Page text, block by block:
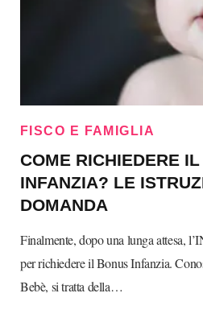
FISCO E FAMIGLIA
COME RICHIEDERE
INFANZIA? LE
DOMANDA
Finalmente, dopo una lunga attesa,
per richiedere il Bonus Infanzia.
Bebè, si tratta della…